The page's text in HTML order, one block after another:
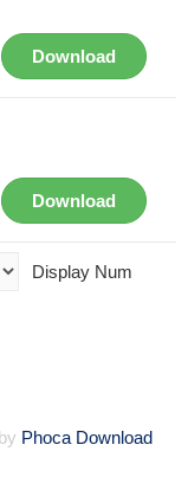
Download
Download
Display Num
Phoca Download